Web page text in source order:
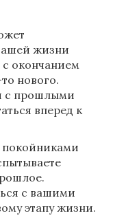
жизни
с окончанием
нового.
с прошлыми
вперед к
покойниками
с вашими
этапу жизни.